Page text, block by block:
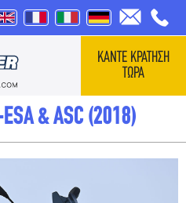
ΚΑΝΤΕ ΚΡΑΤΗΣΗ
ΤΩΡΑ
& ASC (2018)